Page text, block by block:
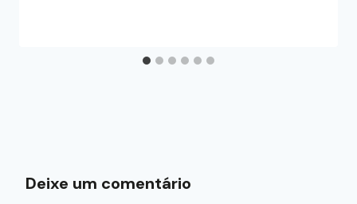
Deixe um comentário